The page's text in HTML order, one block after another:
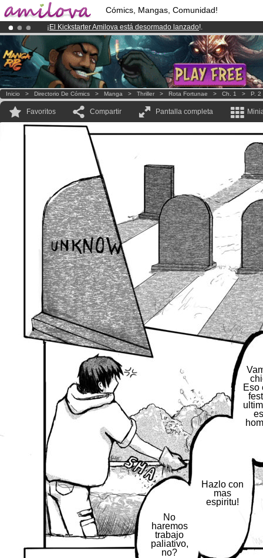
Cómics, Mangas, Comunidad!
¡ El Kickstarter Amilova está desormado lanzado!.
¡Ya tenemos 100000miembrosy 1000Cómics y Mangas!.
¡Conviertete en Premium por3.95 euros al mes!Hazte Premium ya
Inicio > Directorio De Cómics > Manga > Thriller > Rota Fortunae > Ch. 1 > P. 2
Favoritos Compartir Pantalla completa
Eso
Hazlo con
mas
espiritu!
No
haremos
trabajo
paliativo,
no?